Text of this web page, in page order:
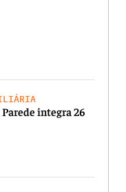
integra 26